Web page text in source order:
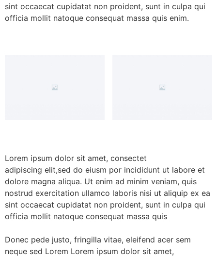
sint occaecat cupidatat non proident, sunt in culpa qui
officia mollit natoque consequat massa quis enim.
Lorem ipsum dolor sit amet, consectet
adipiscing elit,sed do eiusm por incididunt ut labore et
dolore magna aliqua. Ut enim ad minim veniam, quis
nostrud exercitation ullamco laboris nisi ut aliquip ex ea
sint occaecat cupidatat non proident, sunt in culpa qui
officia mollit natoque consequat massa quis
Donec pede justo, fringilla vitae, eleifend acer sem
neque sed Lorem Lorem ipsum dolor sit amet,